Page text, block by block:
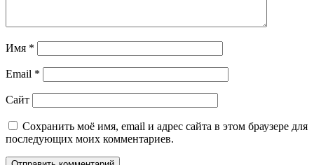
Имя *
Email *
Сайт
Сохранить моё имя, email и адрес сайта в этом браузере для
последующих моих комментариев.